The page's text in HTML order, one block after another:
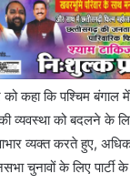
कहा कि पश्चिम बंगाल
व्यवस्था को बदलने के लिए
व्यक्त करते हुए,
चुनावों के लिए